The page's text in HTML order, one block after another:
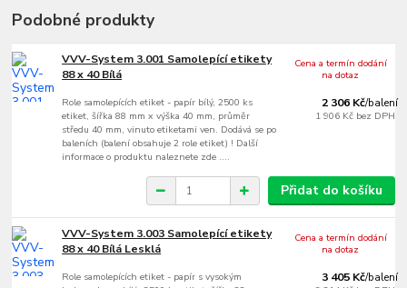
Podobné produkty
VVV-System 3.001 Samolepící etikety
88 x 40 Bílá
Role samolepících etiket - papír bílý, 2500 ks
etiket, šířka 88 mm x výška 40 mm, průměr
středu 40 mm, vinuto etiketami ven. Dodává se po
baleních (balení obsahuje 2 role etiket) ! Další
informace o produktu naleznete zde ....
2 306 Kč/balení
1 906 Kč bez DPH
Cena a termín dodání
na dotaz
Přidat do košíku
VVV-System 3.003 Samolepící etikety
88 x 40 Bílá Lesklá
Role samolepících etiket - papír s vysokým
3 405 Kč/balení
Cena a termín dodání
na dotaz